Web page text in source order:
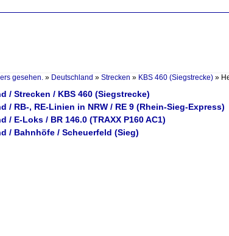
gesehen. » Deutschland » Strecken » KBS 460 (Siegstrecke) »
/ Strecken / KBS 460 (Siegstrecke)
/ RB-, RE-Linien in NRW / RE 9 (Rhein-Sieg-Express)
/ E-Loks / BR 146.0 (TRAXX P160 AC1)
/ Bahnhöfe / Scheuerfeld (Sieg)